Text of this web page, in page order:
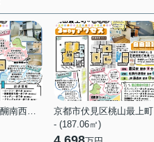
京都市伏見区醍醐南西裏町
京都市伏見区桃山最上町
- (187.06㎡)